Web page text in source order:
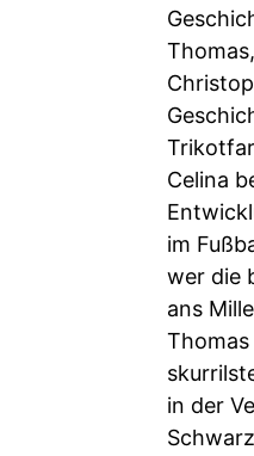
Celina
im
wer die
ans
in der